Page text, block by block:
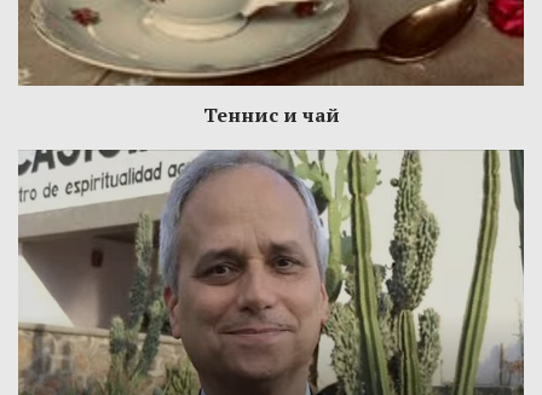
Теннис и чай